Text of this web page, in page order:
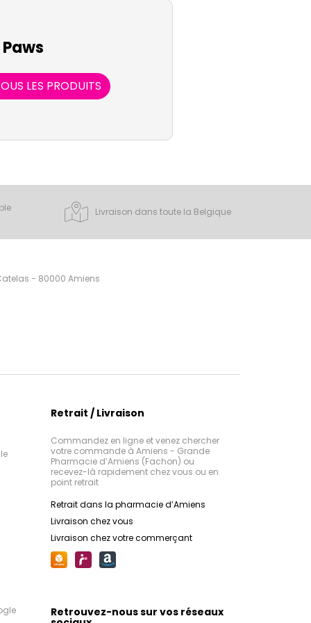
LES PRODUITS
Livraison dans toute la Belgique
- 80000 Amiens
Retrait / Livraison
Commandez en ligne et venez chercher
votre commande à Amiens - Grande
Pharmacie d’Amiens (Fachon) ou
recevez-là rapidement chez vous ou en
point retrait
Retrait dans la pharmacie d’Amiens
Livraison chez vous
Livraison chez votre commerçant
Retrouvez-nous sur vos réseaux